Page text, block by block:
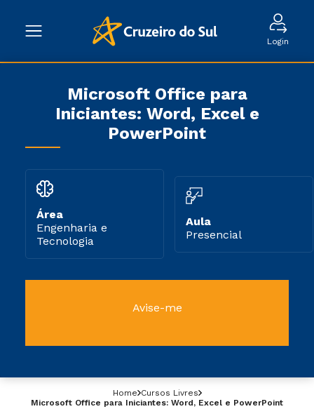
Login
Home Cursos Livres
Microsoft Office para Iniciantes: Word, Excel e PowerPoint
Microsoft Office para
Iniciantes: Word, Excel e
PowerPoint
Área
Engenharia e
Tecnologia
Aula
Presencial
Avise-me